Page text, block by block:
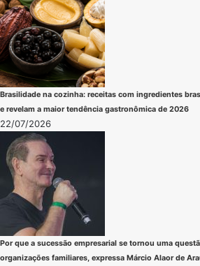
Brasilidade na cozinha: receitas com ingredientes
e revelam a maior tendência gastronômica de 2026
22/07/2026
Por que a sucessão empresarial se tornou uma
organizações familiares, expressa Márcio Alaor de